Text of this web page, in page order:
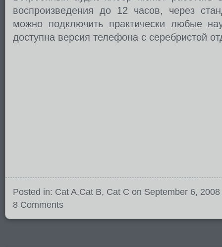
воспроизведения до 12 часов, через
можно подключить практически любые
доступна версия телефона с серебристой
Posted in: Cat A,Cat B, Cat C on September 6, 2008
8 Comments